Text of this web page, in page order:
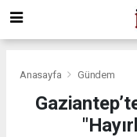
Anasayfa Gündem